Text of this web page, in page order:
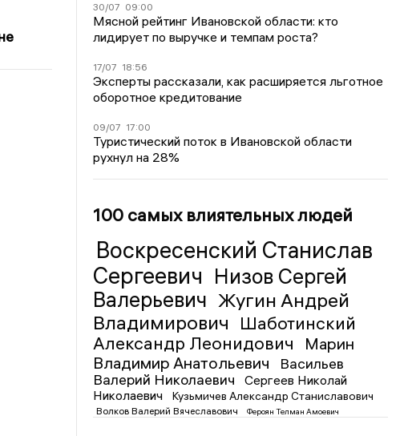
30/07 09:00
Мясной рейтинг Ивановской области: кто
лидирует по выручке и темпам роста?
17/07 18:56
Эксперты рассказали, как расширяется льготное
оборотное кредитование
09/07 17:00
Туристический поток в Ивановской области
рухнул на 28%
100 самых влиятельных людей
Воскресенский Станислав
Сергеевич Низов Сергей
Валерьевич Жугин Андрей
Владимирович
Шаботинский
Александр Леонидович
Марин
Владимир Анатольевич
Васильев
Валерий Николаевич
Сергеев Николай
Николаевич
Кузьмичев Александр Станиславович
Волков Валерий Вячеславович Фероян Телман Амоевич